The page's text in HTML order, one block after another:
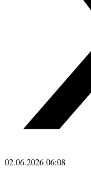
02.06.2026 06:08